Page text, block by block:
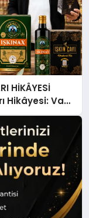
HİKÂYESİ
Van